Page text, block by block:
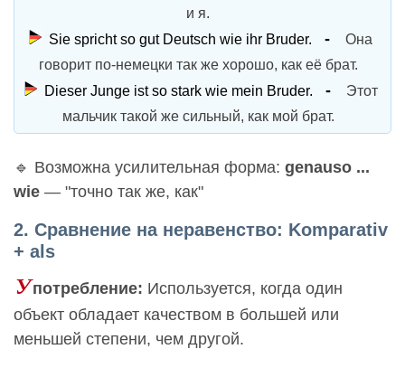
и я.
Sie spricht so gut Deutsch wie ihr Bruder.
Она
говорит по-немецки так же хорошо, как её брат.
Dieser Junge ist so stark wie mein Bruder.
Этот
мальчик такой же сильный, как мой брат.
🔹 Возможна усилительная форма: genauso ...
wie — "точно так же, как"
2. Сравнение на неравенство: Komparativ
+ als
Употребление: Используется, когда один
объект обладает качеством в большей или
меньшей степени, чем другой.